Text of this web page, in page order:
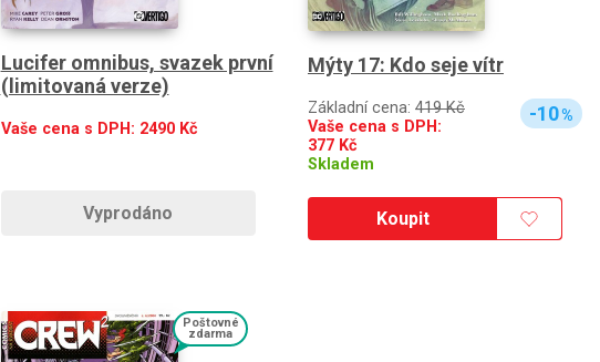
Lucifer omnibus, svazek první
(limitovaná verze)
Vaše cena s DPH: 2490Kč
Vyprodáno
Mýty 17: Kdo seje vítr
Základní cena: 419 Kč
Vaše cena s DPH:
377 Kč
Skladem
-10%
Koupit
Poštovné
zdarma